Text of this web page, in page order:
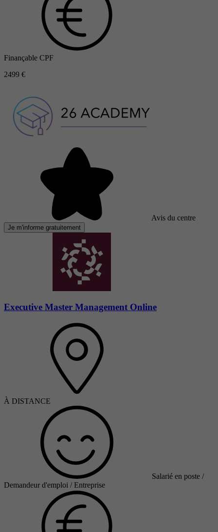
Finançable CPF
2499 €
Avis du centre
Je m'informe gratuitement
Executive Master Management Online
À DISTANCE
Salarié en poste /
Demandeur d'emploi / Entreprise